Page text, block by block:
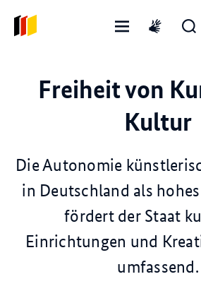
Freiheit von
Kultur
Die Autonomie
in Deutschland als
fördert der Staat
Einrichtungen und
umfassend.